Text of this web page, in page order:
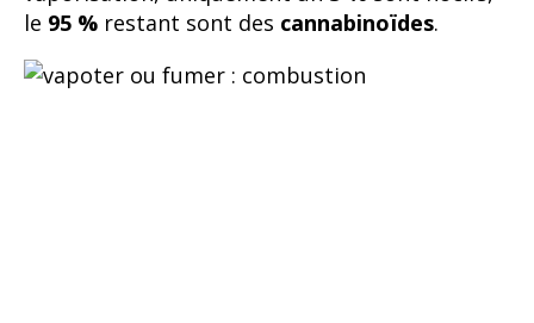
le 95 % restant sont des cannabinoïdes.